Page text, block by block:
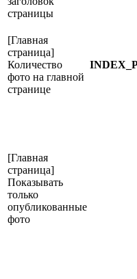
страницы
[Главная
страница]
Количество
фото на главной
странице
[Главная
страница]
Показывать
только
опубликованные
фото